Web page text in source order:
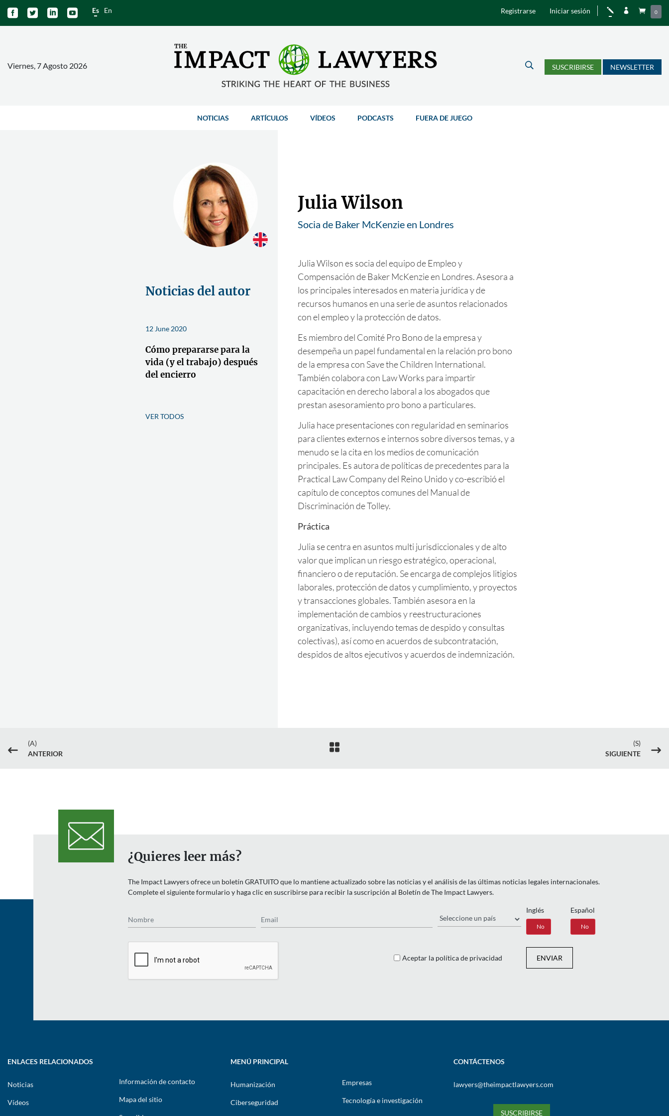
    Es En Registrarse Iniciar sesión j   0
Viernes, 7 Agosto 2026 U SUSCRIBIRSE NEWSLETTER
NOTICIAS ARTÍCULOS VÍDEOS PODCASTS FUERA DE JUEGO
Noticias del autor
12 June 2020
Cómo prepararse para la
vida (y el trabajo) después
del encierro
VER TODOS
Julia Wilson
Socia de Baker McKenzie en Londres
Julia Wilson es socia del equipo de Empleo y
Compensación de Baker McKenzie en Londres. Asesora a
los principales interesados en materia jurídica y de
recursos humanos en una serie de asuntos relacionados
con el empleo y la protección de datos.
Es miembro del Comité Pro Bono de la empresa y
desempeña un papel fundamental en la relación pro bono
de la empresa con Save the Children International.
También colabora con Law Works para impartir
capacitación en derecho laboral a los abogados que
prestan asesoramiento pro bono a particulares.
Julia hace presentaciones con regularidad en seminarios
para clientes externos e internos sobre diversos temas, y a
menudo se la cita en los medios de comunicación
principales. Es autora de políticas de precedentes para la
Practical Law Company del Reino Unido y co-escribió el
capítulo de conceptos comunes del Manual de
Discriminación de Tolley.
Práctica
Julia se centra en asuntos multi jurisdiccionales y de alto
valor que implican un riesgo estratégico, operacional,
financiero o de reputación. Se encarga de complejos litigios
laborales, protección de datos y cumplimiento, y proyectos
y transacciones globales. También asesora en la
implementación de cambios y reestructuraciones
organizativas, incluyendo temas de despido y consultas
colectivas), así como en acuerdos de subcontratación,
despidos de altos ejecutivos y acuerdos de indemnización.
#
(A)
ANTERIOR

(S)
SIGUIENTE
$
¿Quieres leer más?
The Impact Lawyers ofrece un boletín GRATUITO que lo mantiene actualizado sobre las noticias y el análisis de las últimas noticias legales internacionales.
Complete el siguiente formulario y haga clic en suscribirse para recibir la suscripción al Boletín de The Impact Lawyers.
País Inglés
Sí No
Español
No
Aceptar la política de privacidad ENVIAR
ENLACES RELACIONADOS
Noticias
Vídeos
Información de contacto
Mapa del sitio
MENÚ PRINCIPAL
Humanización
Ciberseguridad
Empresas
Tecnología e investigación
CONTÁCTENOS
lawyers@theimpactlawyers.com
SUSCRIBIRSE